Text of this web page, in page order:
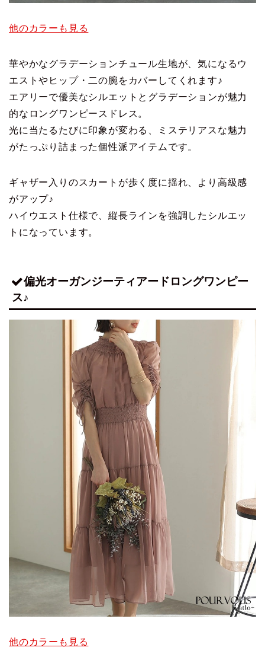
他のカラーも見る
華やかなグラデーションチュール生地が、気になるウ
エストやヒップ・二の腕をカバーしてくれます♪
エアリーで優美なシルエットとグラデーションが魅力
的なロングワンピースドレス。
光に当たるたびに印象が変わる、ミステリアスな魅力
がたっぷり詰まった個性派アイテムです。
ギャザー入りのスカートが歩く度に揺れ、より高級感
がアップ♪
ハイウエスト仕様で、縦長ラインを強調したシルエッ
トになっています。
偏光オーガンジーティアードロングワンピー
ス♪
他のカラーも見る